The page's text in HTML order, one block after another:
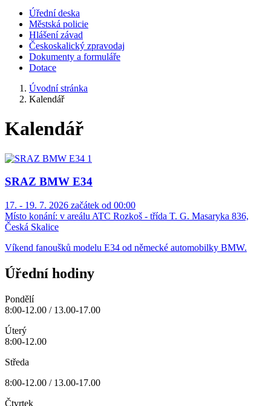
Úřední deska
Městská policie
Hlášení závad
Českoskalický zpravodaj
Dokumenty a formuláře
Dotace
Úvodní stránka
Kalendář
Kalendář
SRAZ BMW E34
17. - 19. 7. 2026 začátek od 00:00
Místo konání: v areálu ATC Rozkoš - třída T. G. Masaryka 836,
Česká Skalice
Víkend fanoušků modelu E34 od německé automobilky BMW.
Úřední hodiny
Pondělí
8:00-12.00 / 13.00-17.00
Úterý
8:00-12.00
Středa
8:00-12.00 / 13.00-17.00
Čtvrtek